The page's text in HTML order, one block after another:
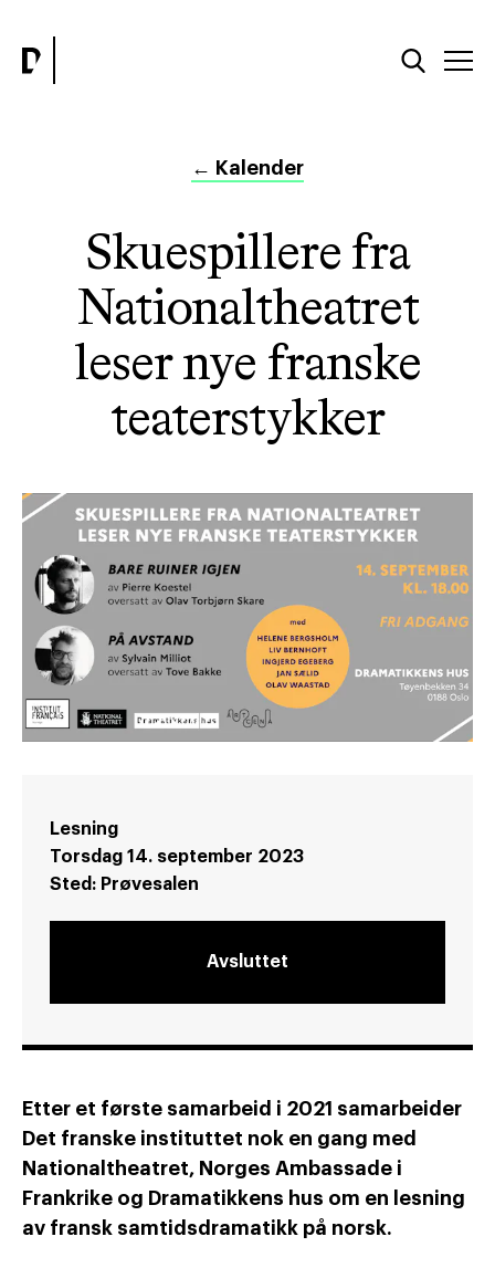
← Kalender
Skuespillere fra
Nationaltheatret
leser nye franske
teaterstykker
Lesning
Torsdag 14. september 2023
Sted: Prøvesalen
Avsluttet
Etter et første samarbeid i 2021 samarbeider
Det franske instituttet nok en gang med
Nationaltheatret, Norges Ambassade i
Frankrike og Dramatikkens hus om en lesning
av fransk samtidsdramatikk på norsk.